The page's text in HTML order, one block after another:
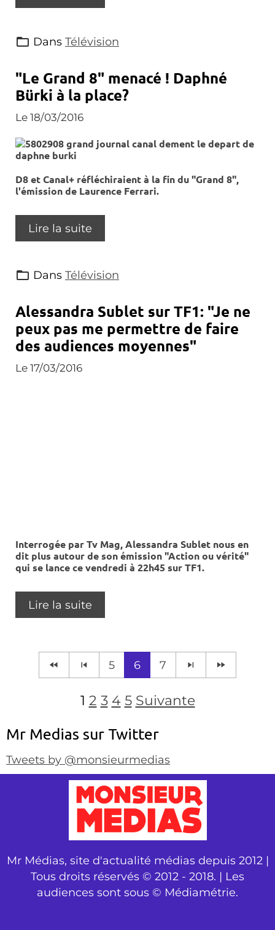
Dans Télévision
"Le Grand 8" menacé ! Daphné
Bürki à la place?
Le 18/03/2016
D8 et Canal+ réfléchiraient à la fin du "Grand 8",
l'émission de Laurence Ferrari.
Lire la suite
Dans Télévision
Alessandra Sublet sur TF1: "Je ne
peux pas me permettre de faire
des audiences moyennes"
Le 17/03/2016
Interrogée par Tv Mag, Alessandra Sublet nous en
dit plus autour de son émission "Action ou vérité"
qui se lance ce vendredi à 22h45 sur TF1.
Lire la suite
5 6 7
1 2 3 4 5 Suivante
Mr Medias sur Twitter
Tweets by @monsieurmedias
Mr Médias, site d'actualité médias depuis 2012 |
Tous droits réservés © 2012 - 2018. | Les
audiences sont sous © Médiamétrie.